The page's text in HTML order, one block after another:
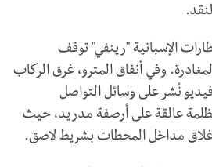
الإسبانية "رينفي" توقف
وفي أنفاق المترو، غرق الركاب
نُشر على وسائل التواصل
عالقة على أرصفة مدريد، حيث
مداخل المحطات بشريط لاصق.